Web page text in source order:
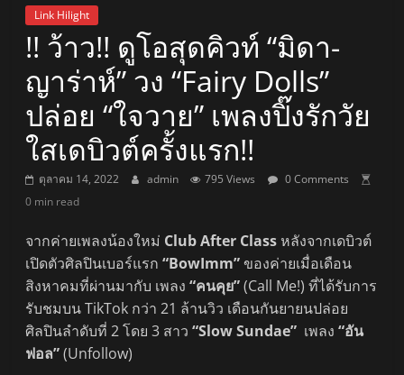
FM
ลพบุรี
Link Hilight
!! ว้าว!! ดูโอสุดคิวท์ “มิดา-
ญาร่าห์” วง “Fairy Dolls”
ปล่อย “ใจวาย” เพลงปิ๊งรักวัย
ใสเดบิวต์ครั้งแรก!!
ตุลาคม 14, 2022 admin 795 Views
0 Comments
0 min read
จากค่ายเพลงน้องใหม่ Club After Class หลังจากเดบิวต์
เปิดตัวศิลปินเบอร์แรก“BowImm”ของค่ายเมื่อเดือน
สิงหาคมที่ผ่านมากับ เพลง“คนคุย”(Call Me!) ที่ได้รับการ
รับชมบน TikTok กว่า 21 ล้านวิว เดือนกันยายนปล่อย
ศิลปินลำดับที่ 2 โดย 3 สาว“Slow Sundae” เพลง“อัน
ฟอล”(Unfollow)